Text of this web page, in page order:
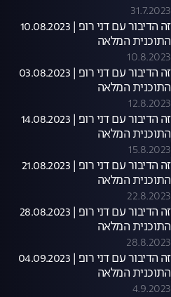
31.7.2023
זה הדיבור עם דני רופ | 10.08.2023
התוכנית המלאה
10.8.2023
זה הדיבור עם דני רופ | 03.08.2023
התוכנית המלאה
12.8.2023
זה הדיבור עם דני רופ | 14.08.2023
התוכנית המלאה
15.8.2023
זה הדיבור עם דני רופ | 21.08.2023
התוכנית המלאה
22.8.2023
זה הדיבור עם דני רופ | 28.08.2023
התוכנית המלאה
28.8.2023
זה הדיבור עם דני רופ | 04.09.2023
התוכנית המלאה
4.9.2023